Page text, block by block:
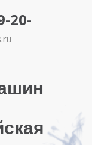
20-